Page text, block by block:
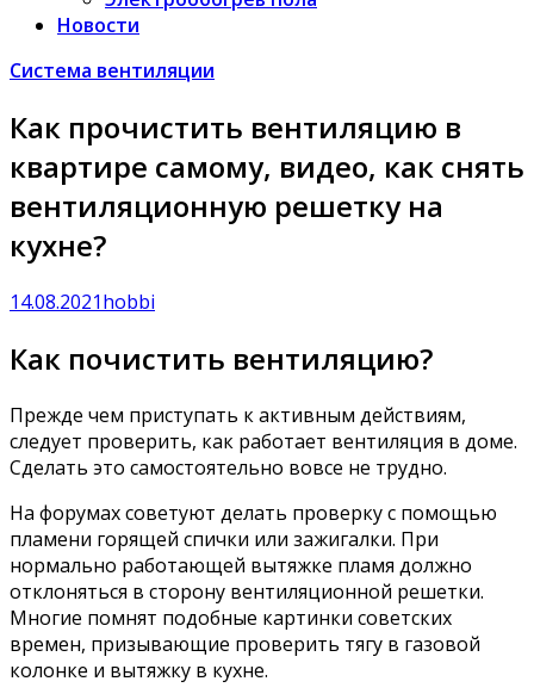
Новости
Система вентиляции
Как прочистить вентиляцию в
квартире самому, видео, как снять
вентиляционную решетку на
кухне?
14.08.2021hobbi
Как почистить вентиляцию?
Прежде чем приступать к активным действиям,
следует проверить, как работает вентиляция в доме.
Сделать это самостоятельно вовсе не трудно.
На форумах советуют делать проверку с помощью
пламени горящей спички или зажигалки. При
нормально работающей вытяжке пламя должно
отклоняться в сторону вентиляционной решетки.
Многие помнят подобные картинки советских
времен, призывающие проверить тягу в газовой
колонке и вытяжку в кухне.